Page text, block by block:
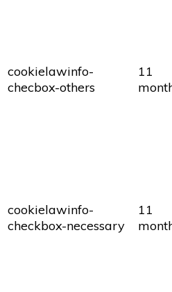
cookielawinfo-
checbox-others
11
cookielawinfo-
checkbox-necessary
11